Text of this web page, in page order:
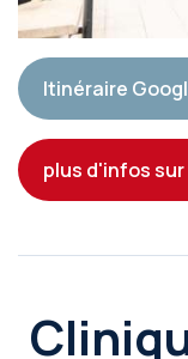
Itinéraire
plus d'infos